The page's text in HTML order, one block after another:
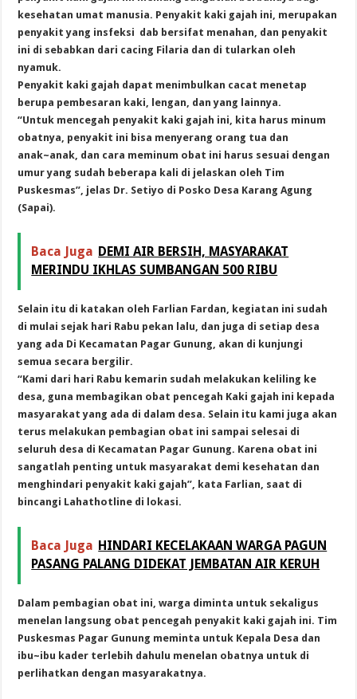
kesehatan umat manusia. Penyakit kaki gajah ini, merupakan
penyakit yang insfeksi dab bersifat menahan, dan penyakit
ini di sebabkan dari cacing Filaria dan di tularkan oleh
nyamuk.
Penyakit kaki gajah dapat menimbulkan cacat menetap
berupa pembesaran kaki, lengan, dan yang lainnya.
“Untuk mencegah penyakit kaki gajah ini, kita harus minum
obatnya, penyakit ini bisa menyerang orang tua dan
anak~anak, dan cara meminum obat ini harus sesuai dengan
umur yang sudah beberapa kali di jelaskan oleh Tim
Puskesmas”, jelas Dr. Setiyo di Posko Desa Karang Agung
(Sapai).
Baca Juga DEMI AIR BERSIH, MASYARAKAT
MERINDU IKHLAS SUMBANGAN 500 RIBU
Selain itu di katakan oleh Farlian Fardan, kegiatan ini sudah
di mulai sejak hari Rabu pekan lalu, dan juga di setiap desa
yang ada Di Kecamatan Pagar Gunung, akan di kunjungi
semua secara bergilir.
“Kami dari hari Rabu kemarin sudah melakukan keliling ke
desa, guna membagikan obat pencegah Kaki gajah ini kepada
masyarakat yang ada di dalam desa. Selain itu kami juga akan
terus melakukan pembagian obat ini sampai selesai di
seluruh desa di Kecamatan Pagar Gunung. Karena obat ini
sangatlah penting untuk masyarakat demi kesehatan dan
menghindari penyakit kaki gajah”, kata Farlian, saat di
bincangi Lahathotline di lokasi.
Baca Juga HINDARI KECELAKAAN WARGA PAGUN
PASANG PALANG DIDEKAT JEMBATAN AIR KERUH
Dalam pembagian obat ini, warga diminta untuk sekaligus
menelan langsung obat pencegah penyakit kaki gajah ini. Tim
Puskesmas Pagar Gunung meminta untuk Kepala Desa dan
ibu~ibu kader terlebih dahulu menelan obatnya untuk di
perlihatkan dengan masyarakatnya.